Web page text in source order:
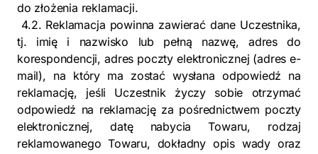
do złożenia reklamacji.
4.2. Reklamacja powinna zawierać dane Uczestnika,
tj. imię i nazwisko lub pełną nazwę, adres do
korespondencji, adres poczty elektronicznej (adres e-
mail), na który ma zostać wysłana odpowiedź na
reklamację, jeśli Uczestnik życzy sobie otrzymać
odpowiedź na reklamację za pośrednictwem poczty
elektronicznej, datę nabycia Towaru, rodzaj
reklamowanego Towaru, dokładny opis wady oraz